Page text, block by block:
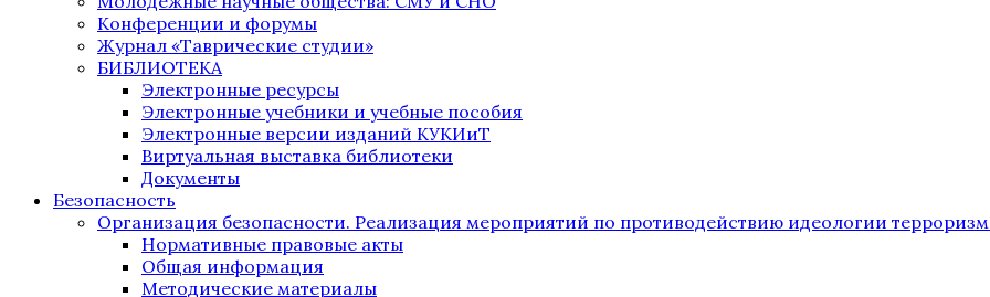
Конференции и форумы
Журнал «Таврические студии»
БИБЛИОТЕКА
Электронные ресурсы
Электронные учебники и учебные пособия
Электронные версии изданий КУКИиТ
Виртуальная выставка библиотеки
Документы
Безопасность
Организация безопасности. Реализация мероприятий по противодействию идеологии
Нормативные правовые акты
Общая информация
Методические материалы